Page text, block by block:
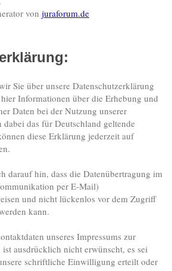
von juraforum.de
Sie über unsere Datenschutzerklärung
Informationen über die Erhebung und
Daten bei der Nutzung unserer
dabei das für Deutschland geltende
diese Erklärung jederzeit auf
darauf hin, dass die Datenübertragung im
per E-Mail)
und nicht lückenlos vor dem Zugriff
kann.
unseres Impressums zur
ausdrücklich nicht erwünscht, es sei
schriftliche Einwilligung erteilt oder